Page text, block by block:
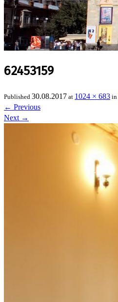
62453159
Published 30.08.2017 at 1024 × 683 in
← Previous
Next →